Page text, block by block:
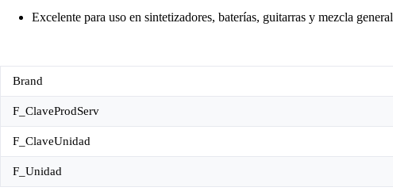
Excelente para uso en sintetizadores, baterías, guitarras y mezcla general
Brand
F_ClaveProdServ
F_ClaveUnidad
F_Unidad